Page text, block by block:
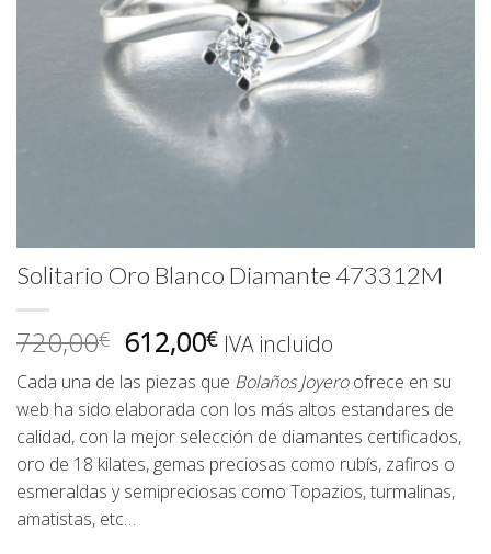
Solitario Oro Blanco Diamante 473312M
720,00€ El
precio
original
era:
720,00€.
612,00€El
precio
actual
es:
612,00€.
IVA incluido
Cada una de las piezas que Bolaños Joyeroofrece en su
web ha sido elaborada con los más altos estandares de
calidad, con la mejor selección de diamantes certificados,
oro de 18 kilates, gemas preciosas como rubís, zafiros o
esmeraldas y semipreciosas como Topazios, turmalinas,
amatistas, etc…